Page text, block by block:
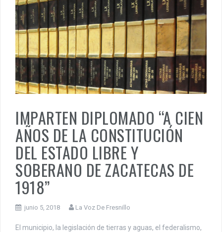
IMPARTEN DIPLOMADO “A CIEN
AÑOS DE LA CONSTITUCIÓN
DEL ESTADO LIBRE Y
SOBERANO DE ZACATECAS DE
1918”
junio 5, 2018 La Voz De Fresnillo
El municipio, la legislación de tierras y aguas, el federalismo,